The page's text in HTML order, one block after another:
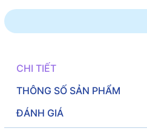
CHI TIẾT
THÔNG SỐ SẢN PHẨM
ĐÁNH GIÁ